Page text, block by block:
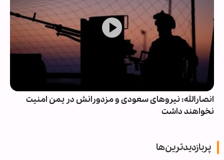
انصارالله: نیروهای سعودی و مزدورانش در یمن امنیت
نخواهند داشت
پربازدیدترین‌ها